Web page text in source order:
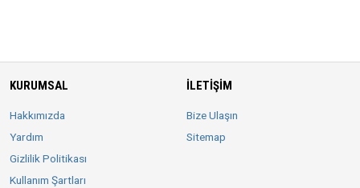
KURUMSAL
Hakkımızda
Yardım
Gizlilik Politikası
Kullanım Şartları
İLETIŞIM
Bize Ulaşın
Sitemap